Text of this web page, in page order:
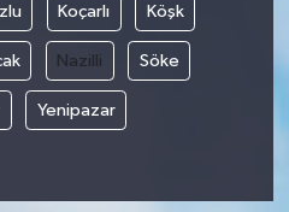
Koçarlı Köşk
Nazilli Söke
Yenipazar